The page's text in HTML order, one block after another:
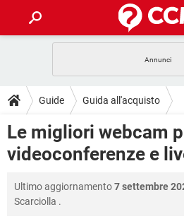
INTRATTENIMENTO
iOS
INSTAGRAM
HARDWARE
GUIDE
COVID-19
INTRATTENIMENTO
INSTAGRAM
DOWNLOAD
COVID-19
iOS
FORUM
COVID-19
GLOSSARIO
Guide Guida all'acquisto
Le migliori webcam
videoconferenze e
Ultimo aggiornamento7 settembre
Scarciolla .